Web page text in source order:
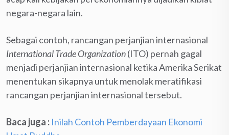
negara-negara lain.
Sebagai contoh, rancangan perjanjian internasional
International Trade Organization(ITO) pernah gagal
menjadi perjanjian internasional ketika Amerika Serikat
menentukan sikapnya untuk menolak meratifikasi
rancangan perjanjian internasional tersebut.
Baca juga : Inilah Contoh Pemberdayaan Ekonomi